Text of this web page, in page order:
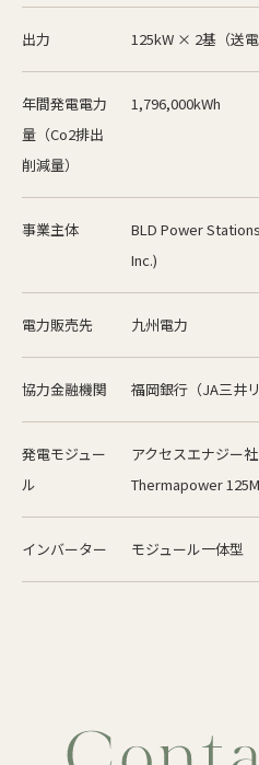
出力 125kW × 2基（送電
年間発電電力
量（Co2排出
削減量）
1,796,000kWh
事業主体
BLD Power
Inc.)
電力販売先 九州電力
協力金融機関 福岡銀行（JA三井
発電モジュー
ル
アクセスエナジー
Thermapower
インバーター モジュール一体型